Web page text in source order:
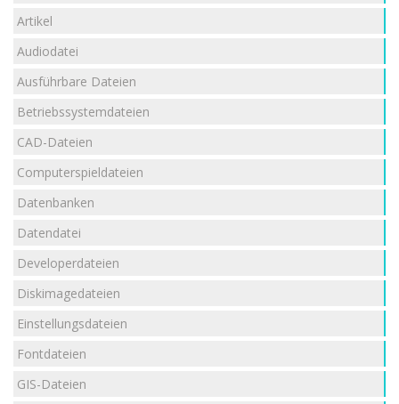
Artikel
Audiodatei
Ausführbare Dateien
Betriebssystemdateien
CAD-Dateien
Computerspieldateien
Datenbanken
Datendatei
Developerdateien
Diskimagedateien
Einstellungsdateien
Fontdateien
GIS-Dateien